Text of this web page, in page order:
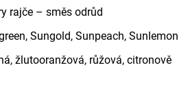
rajče – směs odrůd
Sungold, Sunpeach, Sunlemon
žlutooranžová, růžová, citronově